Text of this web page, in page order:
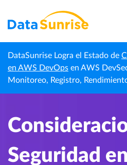
DataSunrise Logra el Estado de
en AWS DevOps en AWS
Monitoreo, Registro,
Inicio Centro de Conocimiento
Seguridad